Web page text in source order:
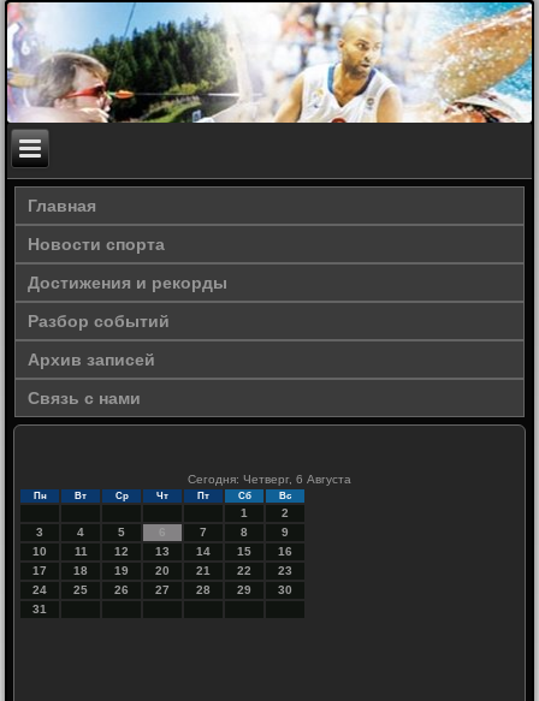
Главная
Новости спорта
Достижения и рекорды
Разбор событий
Архив записей
Связь с нами
Сегодня: Четверг, 6 Августа
Пн Вт Ср Чт Пт Сб Вс
1
2
3
4 5 6 7 8
9
10
11 12 13 14 15
16
17
18 19 20 21 22
23
24
25 26 27 28 29
30
31